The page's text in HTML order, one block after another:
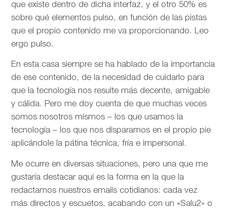
que existe dentro de dicha interfaz, y el otro 50% es
sobre qué elementos pulso, en función de las pistas
que el propio contenido me va proporcionando. Leo
ergo pulso.
En esta casa siempre se ha hablado de la importancia
de ese contenido, de la necesidad de cuidarlo para
que la tecnología nos resulte más decente, amigable
y cálida. Pero me doy cuenta de que muchas veces
somos nosotros mismos – los que usamos la
tecnología – los que nos disparamos en el propio pie
aplicándole la pátina técnica, fría e impersonal.
Me ocurre en diversas situaciones, pero una que me
gustaría destacar aquí es la forma en la que la
redactamos nuestros emails cotidianos: cada vez
más directos y escuetos, acabando con un «Salu2» o